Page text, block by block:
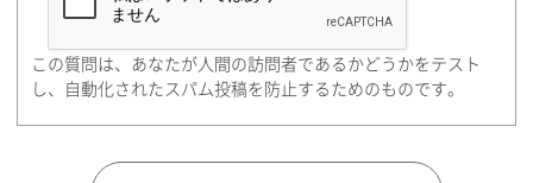
都道府県（勤務先）
この質問は、あなたが人間の訪問者であるかどうかをテスト
し、自動化されたスパム投稿を防止するためのものです。